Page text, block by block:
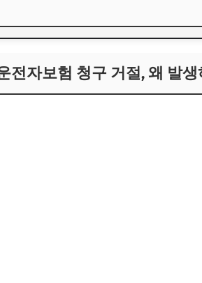
1) 보험금 청구 거절의 일반적인 사유
전자보험 청구 거절, 왜 발